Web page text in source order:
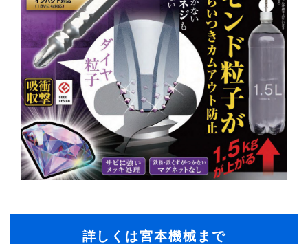
詳しくは宮本機械まで